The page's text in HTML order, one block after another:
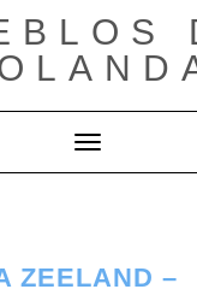
Cambiar modo
ZEELAND –